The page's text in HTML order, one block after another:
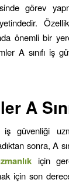
görev
önemli bir
A sınıfı iş
A
iş güvenliği
sonra, A
için
için son